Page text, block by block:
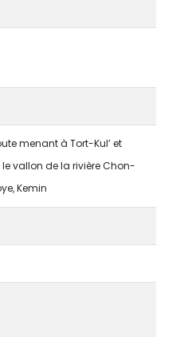
menant à Tort-Kul’ et
vallon de la rivière Chon-
Kemin